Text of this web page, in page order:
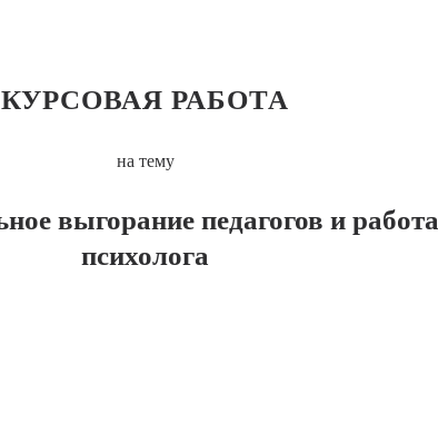
КУРСОВАЯ РАБОТА
на тему
выгорание педагогов и работа
психолога